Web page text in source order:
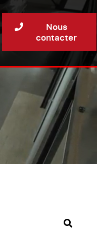
Nous
contacter